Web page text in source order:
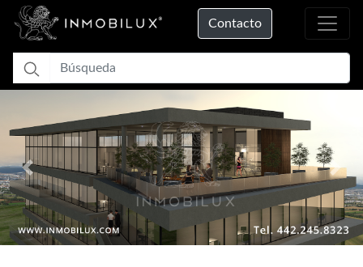
Contacto
Cargando...
Previous